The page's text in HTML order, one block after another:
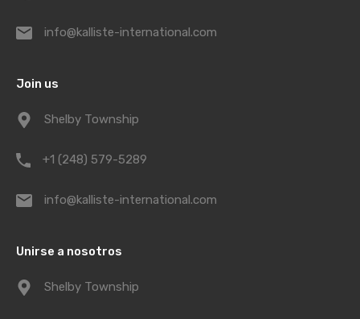
info@kalliste-international.com
Join us
Shelby Township
+1 (248) 579-5289
info@kalliste-international.com
Unirse a nosotros
Shelby Township